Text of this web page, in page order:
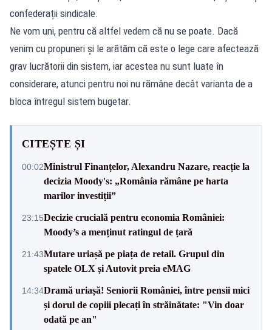
confederații sindicale.
Ne vom uni, pentru că altfel vedem că nu se poate. Dacă
venim cu propuneri și le arătăm că este o lege care afectează
grav lucrătorii din sistem, iar acestea nu sunt luate în
considerare, atunci pentru noi nu rămâne decât varianta de a
bloca întregul sistem bugetar.
CITEȘTE ȘI
00:02Ministrul Finanțelor, Alexandru Nazare, reacție la
decizia Moody's: „România rămâne pe harta
marilor investiții”
23:15Decizie crucială pentru economia României:
Moody’s a menținut ratingul de țară
21:43Mutare uriașă pe piața de retail. Grupul din
spatele OLX și Autovit preia eMAG
14:34Dramă uriașă! Seniorii României, între pensii mici
și dorul de copiii plecați în străinătate: "Vin doar
odată pe an"